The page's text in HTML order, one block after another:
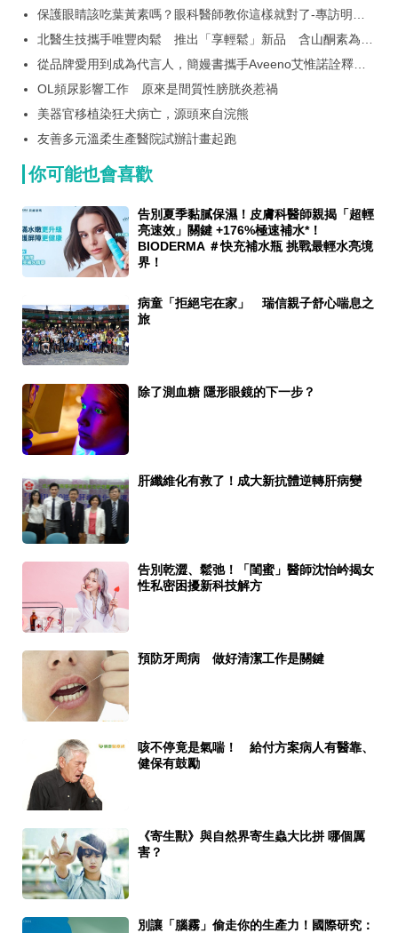
保護眼睛該吃葉黃素嗎？眼科醫師教你這樣就對了-專訪明明
眼科診所黃偉成院長
北醫生技攜手唯豐肉鬆 推出「享輕鬆」新品 含山酮素為長
輩打造日常營養新選擇
從品牌愛用到成為代言人，簡嫚書攜手Aveeno艾惟諾詮釋敏
感肌的溫柔選擇 「1+1敏感肌守護方程式」
OL頻尿影響工作 原來是間質性膀胱炎惹禍
美器官移植染狂犬病亡，源頭來自浣熊
友善多元溫柔生產醫院試辦計畫起跑
你可能也會喜歡
告別夏季黏膩保濕！皮膚科醫師親揭「超輕
亮速效」關鍵 +176%極速補水*！
BIODERMA ＃快充補水瓶 挑戰最輕水亮境
界！
病童「拒絕宅在家」 瑞信親子舒心喘息之
旅
除了測血糖 隱形眼鏡的下一步？
肝纖維化有救了！成大新抗體逆轉肝病變
告別乾澀、鬆弛！「閨蜜」醫師沈怡岒揭女
性私密困擾新科技解方
預防牙周病 做好清潔工作是關鍵
咳不停竟是氣喘！ 給付方案病人有醫靠、
健保有鼓勵
《寄生獸》與自然界寄生蟲大比拼 哪個厲
害？
別讓「腦霧」偷走你的生產力！國際研究：